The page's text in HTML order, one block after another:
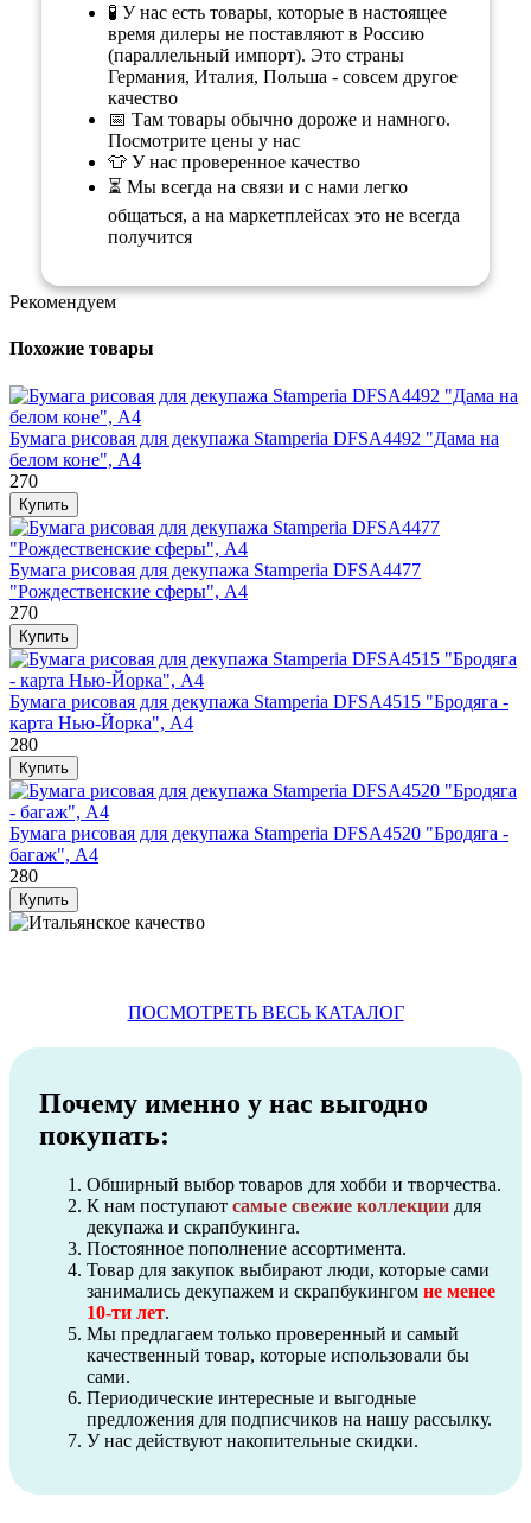
🧪 У нас есть товары, которые в настоящее
время дилеры не поставляют в Россию
(параллельный импорт). Это страны
Германия, Италия, Польша - совсем другое
качество
📅 Там товары обычно дороже и намного.
Посмотрите цены у нас
👕 У нас проверенное качество
⏳ Мы всегда на связи и с нами легко
общаться, а на маркетплейсах это не всегда
получится
Рекомендуем
Похожие товары
Бумага рисовая для декупажа Stamperia DFSA4492 "Дама на
белом коне", А4
270
Бумага рисовая для декупажа Stamperia DFSA4477
"Рождественские сферы", А4
270
Бумага рисовая для декупажа Stamperia DFSA4515 "Бродяга -
карта Нью-Йорка", А4
280
Бумага рисовая для декупажа Stamperia DFSA4520 "Бродяга -
багаж", А4
280
ПОСМОТРЕТЬ ВЕСЬ КАТАЛОГ
Почему именно у нас выгодно
покупать:
Обширный выбор товаров для хобби и творчества.
К нам поступают самые свежие коллекции для
декупажа и скрапбукинга.
Постоянное пополнение ассортимента.
Товар для закупок выбирают люди, которые сами
занимались декупажем и скрапбукингом не менее
10-ти лет.
Мы предлагаем только проверенный и самый
качественный товар, которые использовали бы
сами.
Периодические интересные и выгодные
предложения для подписчиков на нашу рассылку.
У нас действуют накопительные скидки.